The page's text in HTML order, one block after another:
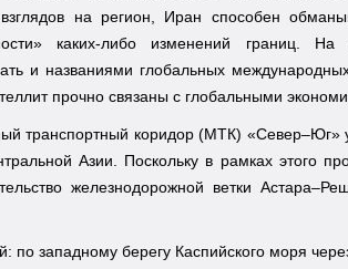
взглядов на регион, Иран способен
каких-либо изменений границ.
и названиями глобальных
прочно связаны с глобальными
транспортный коридор (МТК)
Азии. Поскольку в рамках этого
железнодорожной ветки
по западному берегу Каспийского моря